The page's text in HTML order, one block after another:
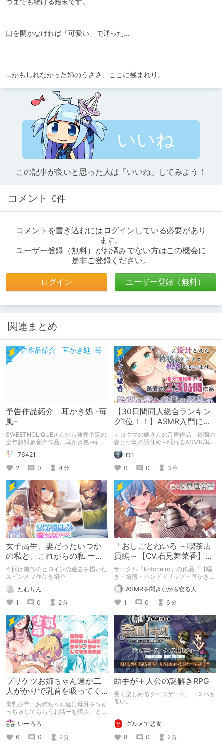
口を開かなければ「可愛い」で通った…
…かもしれなかった姉のうざさ、ここに極まれり。
いいね
この記事が良いと思った人は「いいね」してみよう！
コメント 0件
コメントを書き込むにはログインしている必要があり
ます。
ユーザー登録（無料）がお済みでない方はこの機会に
是非ご登録ください。
ログイン ユーザー登録（無料）
関連まとめ
予告作品紹介 耳かき処 -苺
風-
SWEETHOLIQUEさんから発売予定の
全年齢対象音声作品、耳かき処-苺風-
の紹介記事です。
76421
2
0 4 分
【30日間同人総合ランキン
グ1位！！】ASMR入門に最
適な最強コスパASMR紹介
シロクマの嫁さんの音声作品「鈴蘭の
森と小鳥の羽休め～眠れるASMR/耳
かき/安眠ラジオ/マッサージ～」を紹
介します。
rtn
0
0 3 分
女子高生、妻だったいつか
の私と、これからの私 ー松
崎静香ー
今回は前作のヒロインの過去を描いた
スピンオフ作品を紹介
たむりん
1
0 2分
「おしごとねいろ ～喫茶店
員編～【CV.石見舞菜香】」
感想
サークル「kotoneiro」の作品『【囁
き・焙煎・ハンドドリップ・耳かき】
おしごとねいろ ～喫茶店員編～【CV.
石見舞菜香】』の感想記事です。「作
品の概要」「筆者の作品の好きなポイ
ント」「惜しいと思うポイント」「安
眠に対するおすすめ度」をまとめてい
ます。
ASMRを聞きながら寝る人
1
0 6 分
プリケツお姉ちゃん達が二
人がかりで乳首を吸ってく
る作品を紹介します。
母乳少年ーお姉ちゃん達に母乳をちゅ
っちゅしてもらうお話ーを購入、とて
もシコリティの高い作品だったので記
事を書くことにしました。（雑談の内
容は関係ないのでご注意ください）
いーろろ
6
0 2分
助手が主人公の謎解きRPG
長く楽しめるクイズゲーム。コスパも
良い。
グルメで悪食
8
0 2分